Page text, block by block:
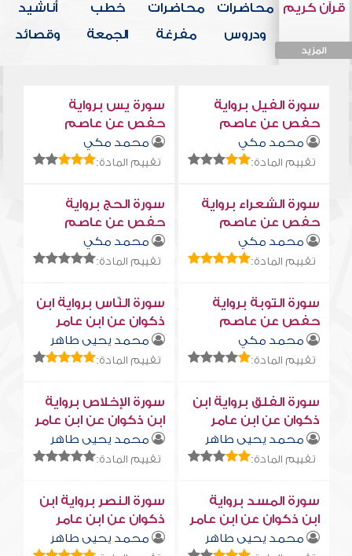
قرآن كريم
المزيد
محاضرات
ودروس
محاضرات
مفرغة
خطب
الجمعة
أناشيد
وقصائد
سورة الفيل برواية
حفص عن عاصم
محمد مكي
تقييم المادة:
سورة يس برواية
حفص عن عاصم
محمد مكي
تقييم المادة:
سورة الشعراء برواية
حفص عن عاصم
محمد مكي
تقييم المادة:
سورة الحج برواية
حفص عن عاصم
محمد مكي
تقييم المادة:
سورة التوبة برواية
حفص عن عاصم
محمد مكي
تقييم المادة:
سورة النّاس برواية ابن
ذكوان عن ابن عامر
محمد يحيى طاهر
تقييم المادة:
سورة الفلق برواية ابن
ذكوان عن ابن عامر
محمد يحيى طاهر
تقييم المادة:
سورة الإخلاص برواية
ابن ذكوان عن ابن عامر
محمد يحيى طاهر
تقييم المادة:
سورة المسد برواية
ابن ذكوان عن ابن عامر
محمد يحيى طاهر
سورة النصر برواية ابن
ذكوان عن ابن عامر
محمد يحيى طاهر